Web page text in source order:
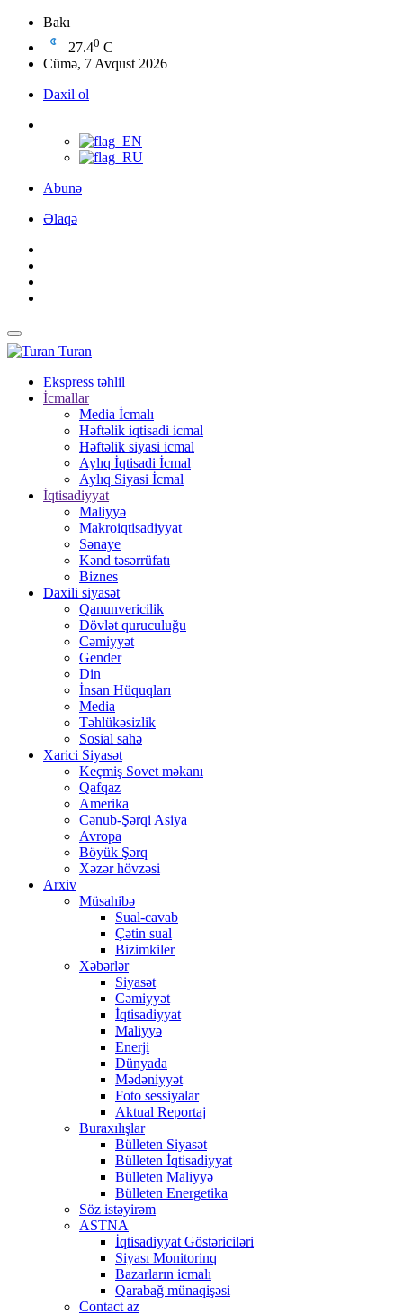
Bakı
27.40 C
Cümə, 7 Avqust 2026
Daxil ol
Abunə
Əlaqə
Turan
Ekspress təhlil
İcmallar
Media İcmalı
Həftəlik iqtisadi icmal
Həftəlik siyasi icmal
Aylıq İqtisadi İcmal
Aylıq Siyasi İcmal
İqtisadiyyat
Maliyyə
Makroiqtisadiyyat
Sənaye
Kənd təsərrüfatı
Biznes
Daxili siyasət
Qanunvericilik
Dövlət quruculuğu
Cəmiyyət
Gender
Din
İnsan Hüquqları
Media
Təhlükəsizlik
Sosial sahə
Xarici Siyasət
Keçmiş Sovet məkanı
Qafqaz
Amerika
Cənub-Şərqi Asiya
Avropa
Böyük Şərq
Xəzər hövzəsi
Arxiv
Müsahibə
Sual-cavab
Çətin sual
Bizimkiler
Xəbərlər
Siyasət
Cəmiyyət
İqtisadiyyat
Maliyyə
Enerji
Dünyada
Mədəniyyət
Foto sessiyalar
Aktual Reportaj
Buraxılışlar
Bülleten Siyasət
Bülleten İqtisadiyyat
Bülleten Maliyyə
Bülleten Energetika
Söz istəyirəm
ASTNA
İqtisadiyyat Göstəriciləri
Siyası Monitorinq
Bazarların icmalı
Qarabağ münaqişəsi
Contact az